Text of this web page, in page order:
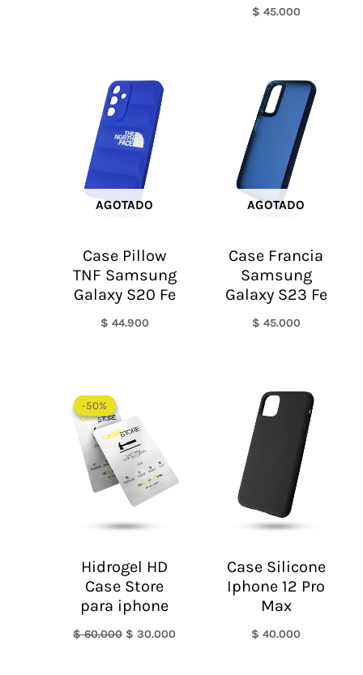
$ 45.000
AGOTADO
Case Pillow
TNF Samsung
Galaxy S20 Fe
$ 44.900
AGOTADO
Case Francia
Samsung
Galaxy S23 Fe
$ 45.000
-50%
-50%
Hidrogel HD
Case Store
para iphone
$60.000
era:
$ 60.000.
$ 30.000
Case Silicone
Iphone 12 Pro
Max
$ 40.000